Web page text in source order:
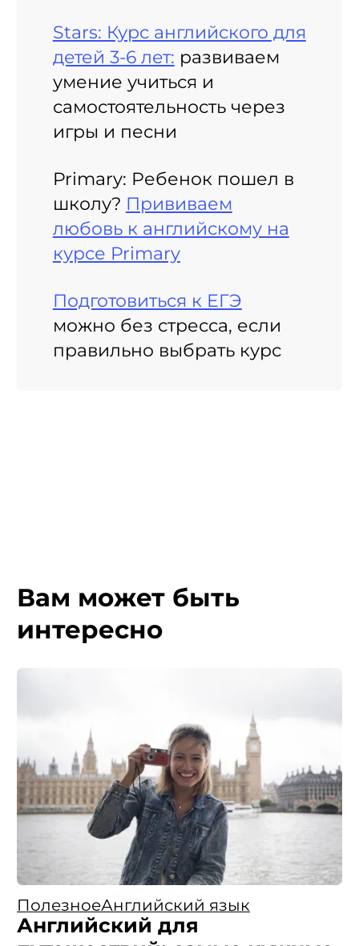
Stars: Курс английского для
детей 3-6 лет: развиваем
умение учиться и
самостоятельность через
игры и песни
Primary: Ребенок пошел в
школу? Прививаем
любовь к английскому на
курсе Primary
Подготовиться к ЕГЭ
можно без стресса, если
правильно выбрать курс
Вам может быть
интересно
ПолезноеАнглийский язык
Английский для